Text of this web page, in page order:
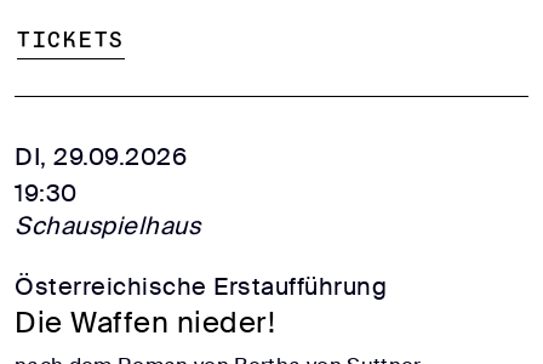
Tickets
DI, 29.09.2026
19:30
Schauspielhaus
Österreichische Erstaufführung
Die Waffen nieder!